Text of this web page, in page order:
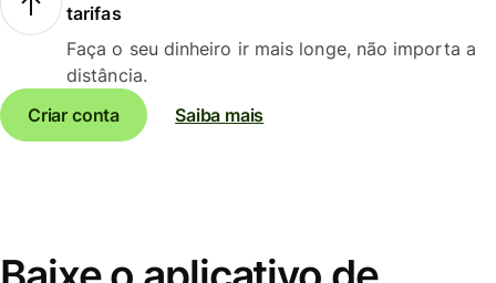
tarifas
Faça o seu dinheiro ir mais longe, não importa a
distância.
Criar conta
Saiba mais